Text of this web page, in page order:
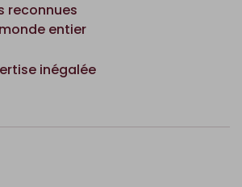
reconnues
entier
inégalée